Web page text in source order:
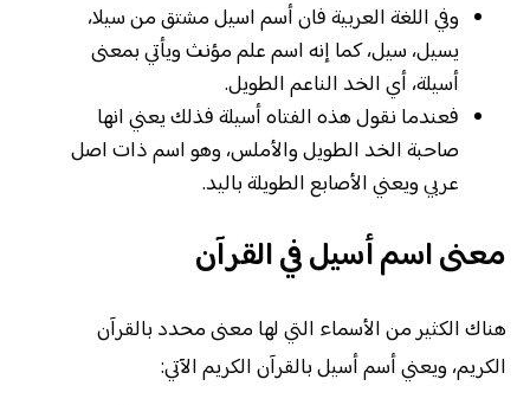
وفي اللغة العربية فان أسم اسيل مشتق من سيلا،
يسيل، سيل، كما إنه اسم علم مؤنث ويأتي بمعنى
أسيلة، أي الخد الناعم الطويل.
فعندما نقول هذه الفتاه أسيلة فذلك يعني انها
صاحبة الخد الطويل والأملس، وهو اسم ذات اصل
عربي ويعني الأصابع الطويلة باليد.
معنى اسم أسيل في القرآن
هناك الكثير من الأسماء التي لها معنى محدد بالقرآن
الكريم، ويعني أسم أسيل بالقرآن الكريم الآتي: